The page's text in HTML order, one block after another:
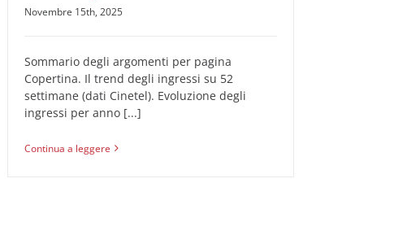
Novembre 15th, 2025
Sommario degli argomenti per pagina
Copertina. Il trend degli ingressi su 52
settimane (dati Cinetel). Evoluzione degli
ingressi per anno [...]
Continua a leggere